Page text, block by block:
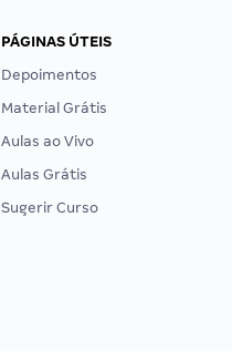
PÁGINAS ÚTEIS
Depoimentos
Material Grátis
Aulas ao Vivo
Aulas Grátis
Sugerir Curso